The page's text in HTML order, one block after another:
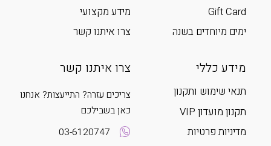
Gift Card
ימים מיוחדים בשנה
מידע מקצועי
צרו איתנו קשר
מידע כללי
תנאי שימוש ותקנון
תקנון מועדון VIP
מדיניות פרטיות
צרו איתנו קשר
צריכים עזרה? התייעצות? אנחנו
כאן בשבילכם
03-6120747